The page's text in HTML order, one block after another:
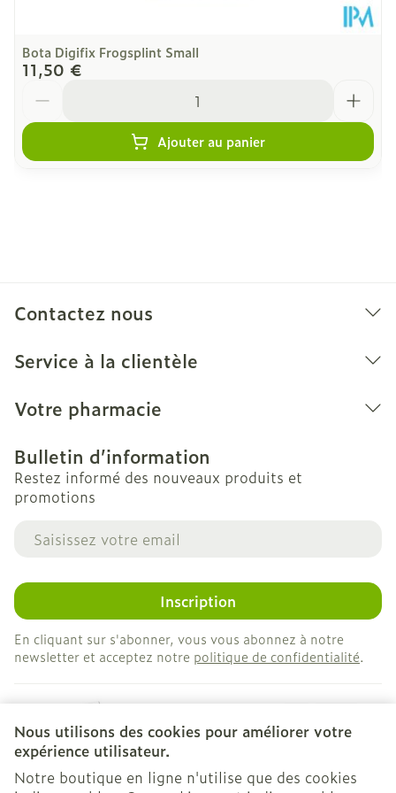
Nous utilisons des cookies pour améliorer votre
expérience utilisateur.
Notre boutique en ligne n'utilise que des cookies
Bota Digifix Frogsplint Small
11,50 €
Ajouter au panier
Contactez nous
Service à la clientèle
Votre pharmacie
Bulletin d’information
Restez informé des nouveaux produits et
promotions
Adresse mail
Inscription
En cliquant sur s'abonner, vous vous abonnez à notre
newsletter et acceptez notre politique de confidentialité.